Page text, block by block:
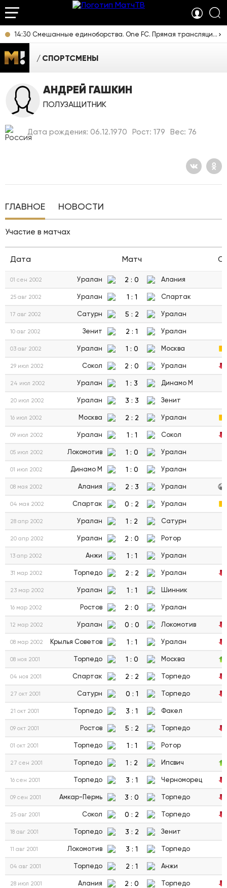
14:30 Смешанные единоборства. One FC. Прямая трансляция из Таиланда
СПОРТСМЕНЫ
АНДРЕЙ ГАШКИН
ПОЛУЗАЩИТНИК
Дата рождения: 06.12.1970 Рост: 179 Вес: 76
ГЛАВНОЕ НОВОСТИ
Участие в матчах
Дата Матч
01 сен 2002 Уралан 2 : 0 Алания
25 авг 2002 Уралан 1 : 1 Спартак
17 авг 2002 Сатурн 5 : 2 Уралан
10 авг 2002 Зенит 2 : 1 Уралан
03 авг 2002 Уралан 1 : 0 Москва
29 июл 2002 Сокол 2 : 0 Уралан
24 июл 2002 Уралан 1 : 3 Динамо М
20 июл 2002 Уралан 3 : 3 Зенит
16 июл 2002 Москва 2 : 2 Уралан
09 июл 2002 Уралан 1 : 1 Сокол
05 июл 2002 Локомотив 1 : 0 Уралан
01 июл 2002 Динамо М 1 : 0 Уралан
08 мая 2002 Алания 2 : 3 Уралан
04 мая 2002 Спартак 0 : 2 Уралан
28 апр 2002 Уралан 1 : 2 Сатурн
20 апр 2002 Уралан 2 : 0 Ротор
13 апр 2002 Анжи 1 : 1 Уралан
31 мар 2002 Торпедо 2 : 2 Уралан
23 мар 2002 Уралан 1 : 1 Шинник
16 мар 2002 Ростов 2 : 0 Уралан
12 мар 2002 Уралан 0 : 0 Локомотив
08 мар 2002 Крылья Советов 1 : 1 Уралан
08 ноя 2001 Торпедо 1 : 0 Москва
04 ноя 2001 Спартак 2 : 2 Торпедо
27 окт 2001 Сатурн 0 : 1 Торпедо
21 окт 2001 Торпедо 3 : 1 Факел
09 окт 2001 Ростов 5 : 2 Торпедо
01 окт 2001 Торпедо 1 : 1 Ротор
27 сен 2001 Торпедо 1 : 2 Ипсвич
16 сен 2001 Торпедо 3 : 1 Черноморец
09 сен 2001 Амкар-Пермь 3 : 0 Торпедо
25 авг 2001 Сокол 0 : 2 Торпедо
18 авг 2001 Торпедо 3 : 2 Зенит
11 авг 2001 Локомотив 3 : 1 Торпедо
04 авг 2001 Торпедо 2 : 1 Анжи
28 июл 2001 Алания 2 : 0 Торпедо